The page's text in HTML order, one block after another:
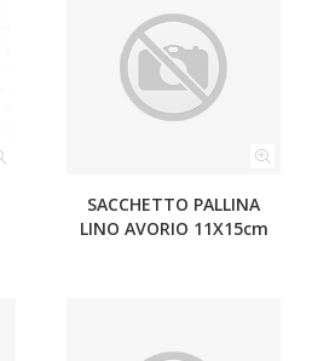
SACCHETTO PALLINA
LINO AVORIO 11X15cm